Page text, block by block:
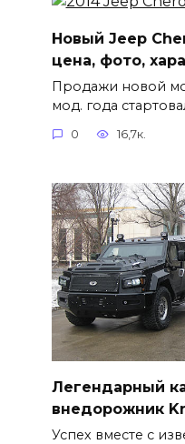
Новый Jeep
цена, фото,
Продажи новой
мод. года
0 16,7к.
Легендарный
внедорожник
Успех вместе с